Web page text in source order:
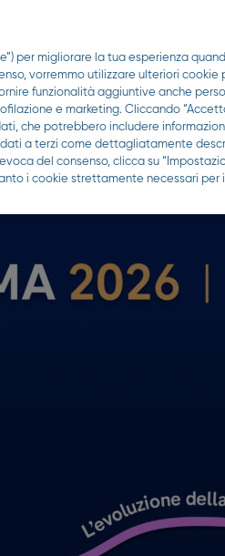
per migliorare la tua esperienza
vorremmo utilizzare ulteriori cookie
funzionalità aggiuntive anche
e marketing. Cliccando
che potrebbero includere
dati a terzi come dettagliatamente
del consenso, clicca su
i cookie strettamente necessari per